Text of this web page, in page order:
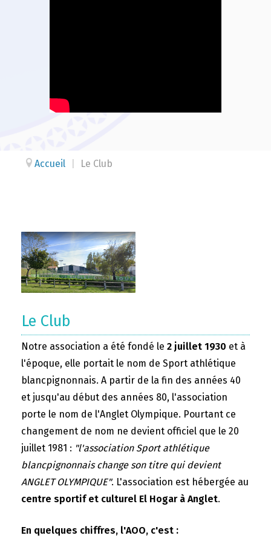
Accueil Le Club
Le Club
Notre association a été fondé le 2 juillet 1930 et à
l'époque, elle portait le nom de Sport athlétique
blancpignonnais. A partir de la fin des années 40
et jusqu'au début des années 80, l'association
porte le nom de l'Anglet Olympique. Pourtant ce
changement de nom ne devient officiel que le 20
juillet 1981 : "l'association Sport athlétique
blancpignonnais change son titre qui devient
ANGLET OLYMPIQUE". L'association est hébergée au
centre sportif et culturel El Hogar à Anglet.
En quelques chiffres, l'AOO, c'est :